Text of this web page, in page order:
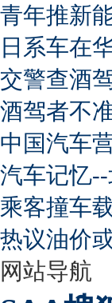
青年推新
日系车在
交警查酒
酒驾者不
中国汽车
汽车记忆
乘客撞车
热议油价
网站导航